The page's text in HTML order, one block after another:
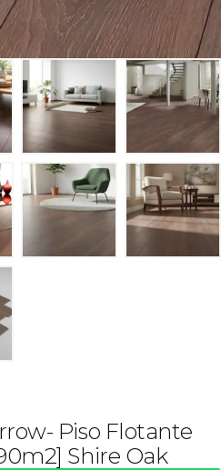
Piso Flotante
Shire Oak